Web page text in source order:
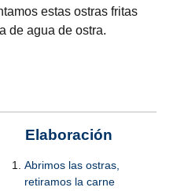
estas ostras fritas
de agua de ostra.
Elaboración
Abrimos las ostras,
retiramos la carne